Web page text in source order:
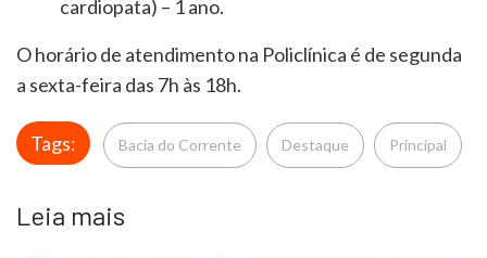
cardiopata) – 1 ano.
O horário de atendimento na Policlínica é de segunda
a sexta-feira das 7h às 18h.
Tags: Bacia do Corrente Destaque Principal
Leia mais